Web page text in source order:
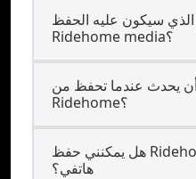
الذي سيكون عليه الحفظ
Ridehome media؟
يحدث عندما تحفظ من
Ridehome؟
هل يمكنني حفظ Ridehome files مباشرة من
هاتفي؟